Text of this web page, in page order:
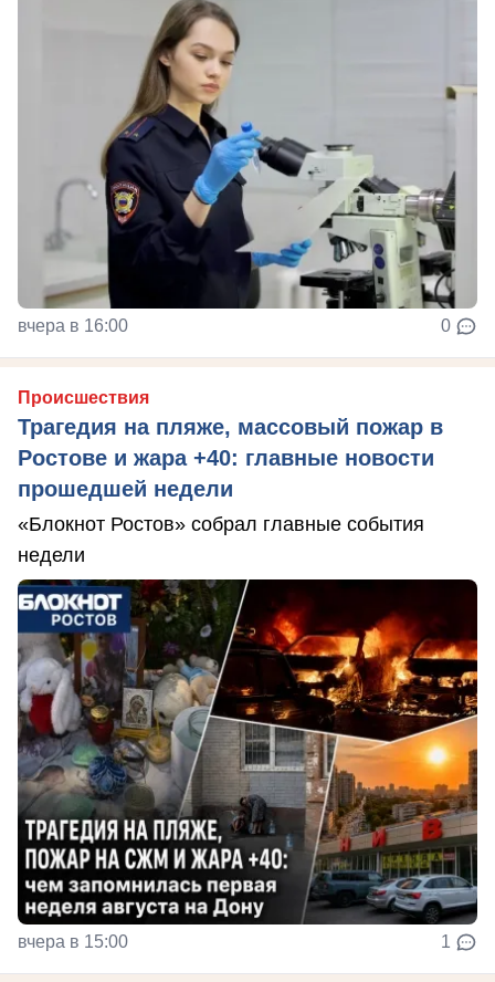
вчера в 16:00 0
Происшествия
Трагедия на пляже, массовый пожар в
Ростове и жара +40: главные новости
прошедшей недели
«Блокнот Ростов» собрал главные события
недели
вчера в 15:00 1